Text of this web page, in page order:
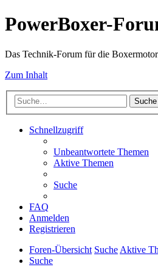
PowerBoxer-
Das Technik-Forum für die
Zum Inhalt
Suche
Schnellzugriff
Unbeantwortete Themen
Aktive Themen
Suche
FAQ
Anmelden
Registrieren
Foren-Übersicht SucheAktive
Suche